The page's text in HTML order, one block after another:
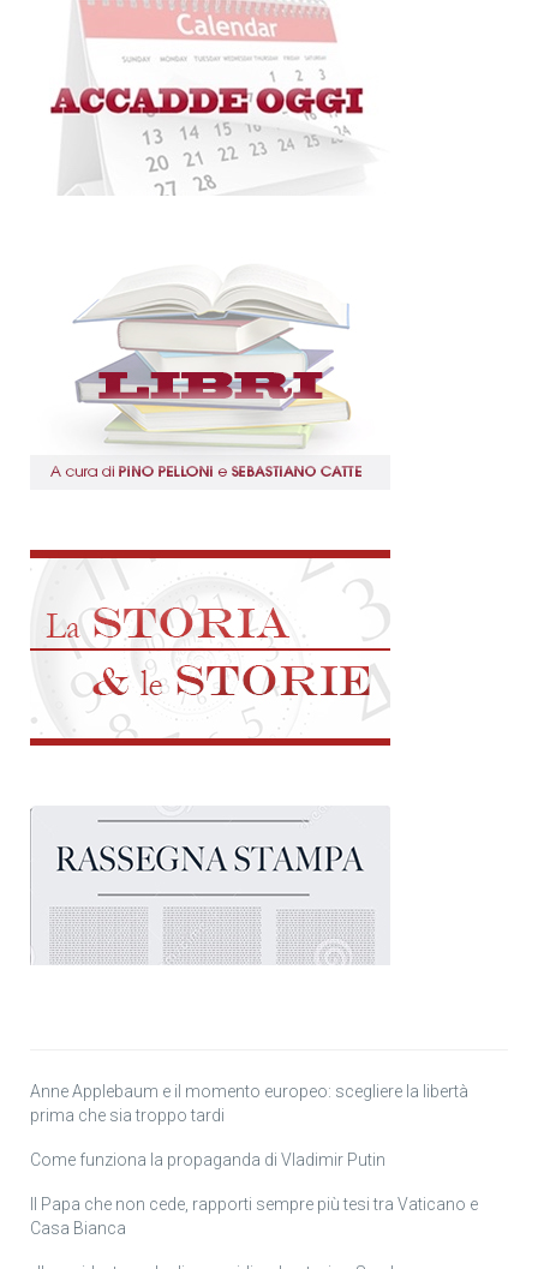
Anne Applebaum e il momento europeo: scegliere la libertà
prima che sia troppo tardi
Come funziona la propaganda di Vladimir Putin
Il Papa che non cede, rapporti sempre più tesi tra Vaticano e
Casa Bianca